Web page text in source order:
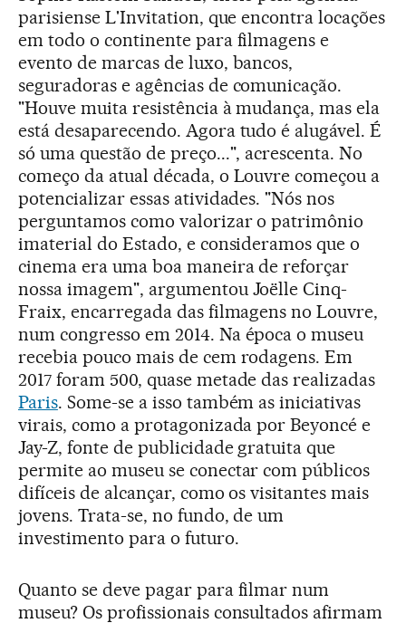
parisiense L'Invitation, que encontra locações
em todo o continente para filmagens e
evento de marcas de luxo, bancos,
seguradoras e agências de comunicação.
"Houve muita resistência à mudança, mas ela
está desaparecendo. Agora tudo é alugável. É
só uma questão de preço...", acrescenta. No
começo da atual década, o Louvre começou a
potencializar essas atividades. "Nós nos
perguntamos como valorizar o patrimônio
imaterial do Estado, e consideramos que o
cinema era uma boa maneira de reforçar
nossa imagem", argumentou Joëlle Cinq-
Fraix, encarregada das filmagens no Louvre,
num congresso em 2014. Na época o museu
recebia pouco mais de cem rodagens. Em
2017 foram 500, quase metade das realizadas
Paris. Some-se a isso também as iniciativas
virais, como a protagonizada por Beyoncé e
Jay-Z, fonte de publicidade gratuita que
permite ao museu se conectar com públicos
difíceis de alcançar, como os visitantes mais
jovens. Trata-se, no fundo, de um
investimento para o futuro.
Quanto se deve pagar para filmar num
museu? Os profissionais consultados afirmam